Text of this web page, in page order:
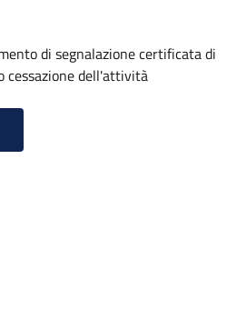
di segnalazione certificata di
cessazione dell'attività